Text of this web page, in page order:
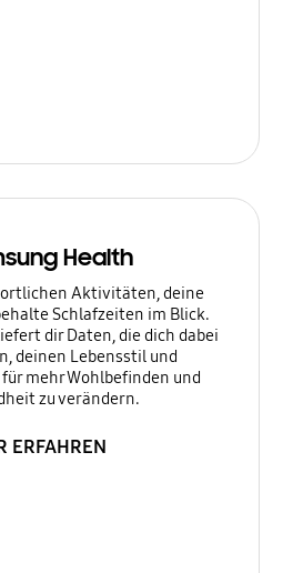
Health
Aktivitäten, deine
Schlafzeiten im Blick.
dir Daten, die dich dabei
deinen Lebensstil und
mehr Wohlbefinden und
zu verändern.
ERFAHREN